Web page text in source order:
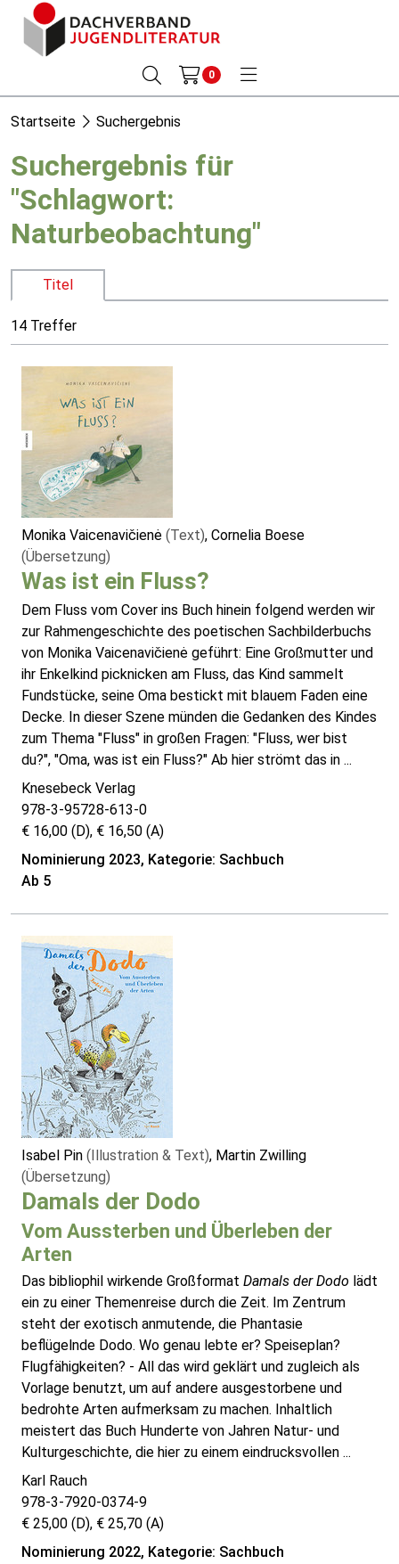
0
Startseite Suchergebnis
Suchergebnis für
"Schlagwort:
Naturbeobachtung"
Titel
14 Treffer
Monika Vaicenavičienė (Text), Cornelia Boese
(Übersetzung)
Was ist ein Fluss?
Dem Fluss vom Cover ins Buch hinein folgend werden wir
zur Rahmengeschichte des poetischen Sachbilderbuchs
von Monika Vaicenavičienė geführt: Eine Großmutter und
ihr Enkelkind picknicken am Fluss, das Kind sammelt
Fundstücke, seine Oma bestickt mit blauem Faden eine
Decke. In dieser Szene münden die Gedanken des Kindes
zum Thema "Fluss" in großen Fragen: "Fluss, wer bist
du?", "Oma, was ist ein Fluss?" Ab hier strömt das in ...
Knesebeck Verlag
978-3-95728-613-0
€ 16,00 (D), € 16,50 (A)
Nominierung 2023, Kategorie: Sachbuch
Ab 5
Isabel Pin (Illustration & Text), Martin Zwilling
(Übersetzung)
Damals der Dodo
Vom Aussterben und Überleben der
Arten
Das bibliophil wirkende Großformat Damals der Dodo lädt
ein zu einer Themenreise durch die Zeit. Im Zentrum
steht der exotisch anmutende, die Phantasie
beflügelnde Dodo. Wo genau lebte er? Speiseplan?
Flugfähigkeiten? - All das wird geklärt und zugleich als
Vorlage benutzt, um auf andere ausgestorbene und
bedrohte Arten aufmerksam zu machen. Inhaltlich
meistert das Buch Hunderte von Jahren Natur- und
Kulturgeschichte, die hier zu einem eindrucksvollen ...
Karl Rauch
978-3-7920-0374-9
€ 25,00 (D), € 25,70 (A)
Nominierung 2022, Kategorie: Sachbuch